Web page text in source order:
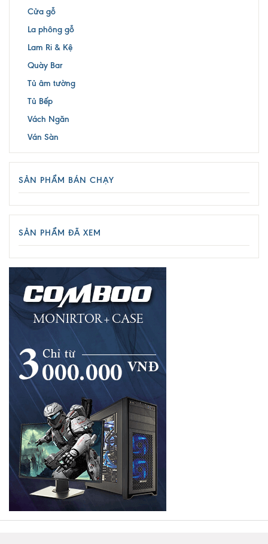
Cửa gỗ
La phông gỗ
Lam Ri & Kệ
Quày Bar
Tủ âm tường
Tủ Bếp
Vách Ngăn
Ván Sàn
SẢN PHẨM BÁN CHẠY
SẢN PHẨM ĐÃ XEM